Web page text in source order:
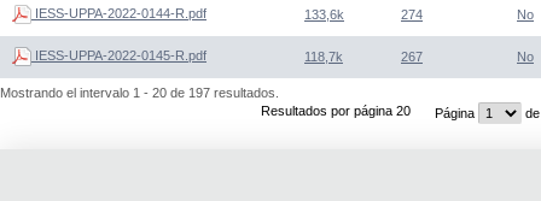
IESS-UPPA-2022-0144-R.pdf 133,6k 274 No
IESS-UPPA-2022-0145-R.pdf 118,7k 267 No
Mostrando el intervalo 1 - 20 de 197 resultados.
Resultados por página 20
Página